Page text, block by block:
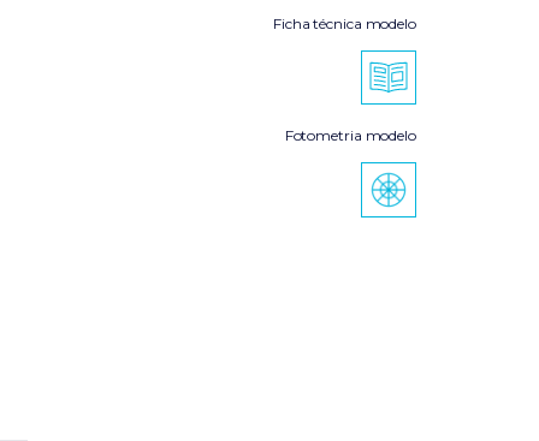
Ficha técnica modelo
Fotometria modelo